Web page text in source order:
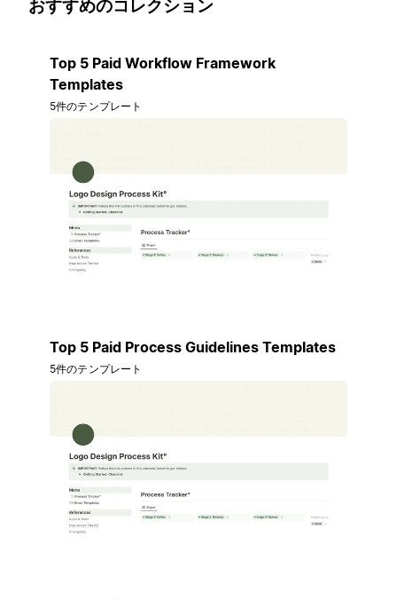
おすすめのコレクション
Top 5 Paid Workflow Framework
Templates
5件のテンプレート
Top 5 Paid Process Guidelines Templates
5件のテンプレート